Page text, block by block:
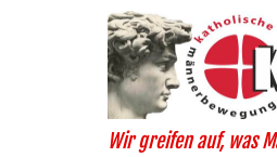
Wir greifen auf, was